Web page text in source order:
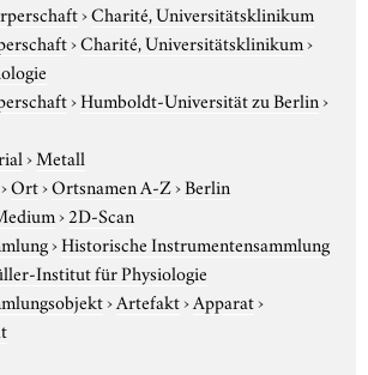
›Charité, Universitätsklinikum
›Charité, Universitätsklinikum›
›Humboldt-Universität zu Berlin›
›Metall
›Ort›Ortsnamen A-Z›Berlin
›2D-Scan
›Historische Instrumentensammlung
Institut für Physiologie
›Artefakt›Apparat›